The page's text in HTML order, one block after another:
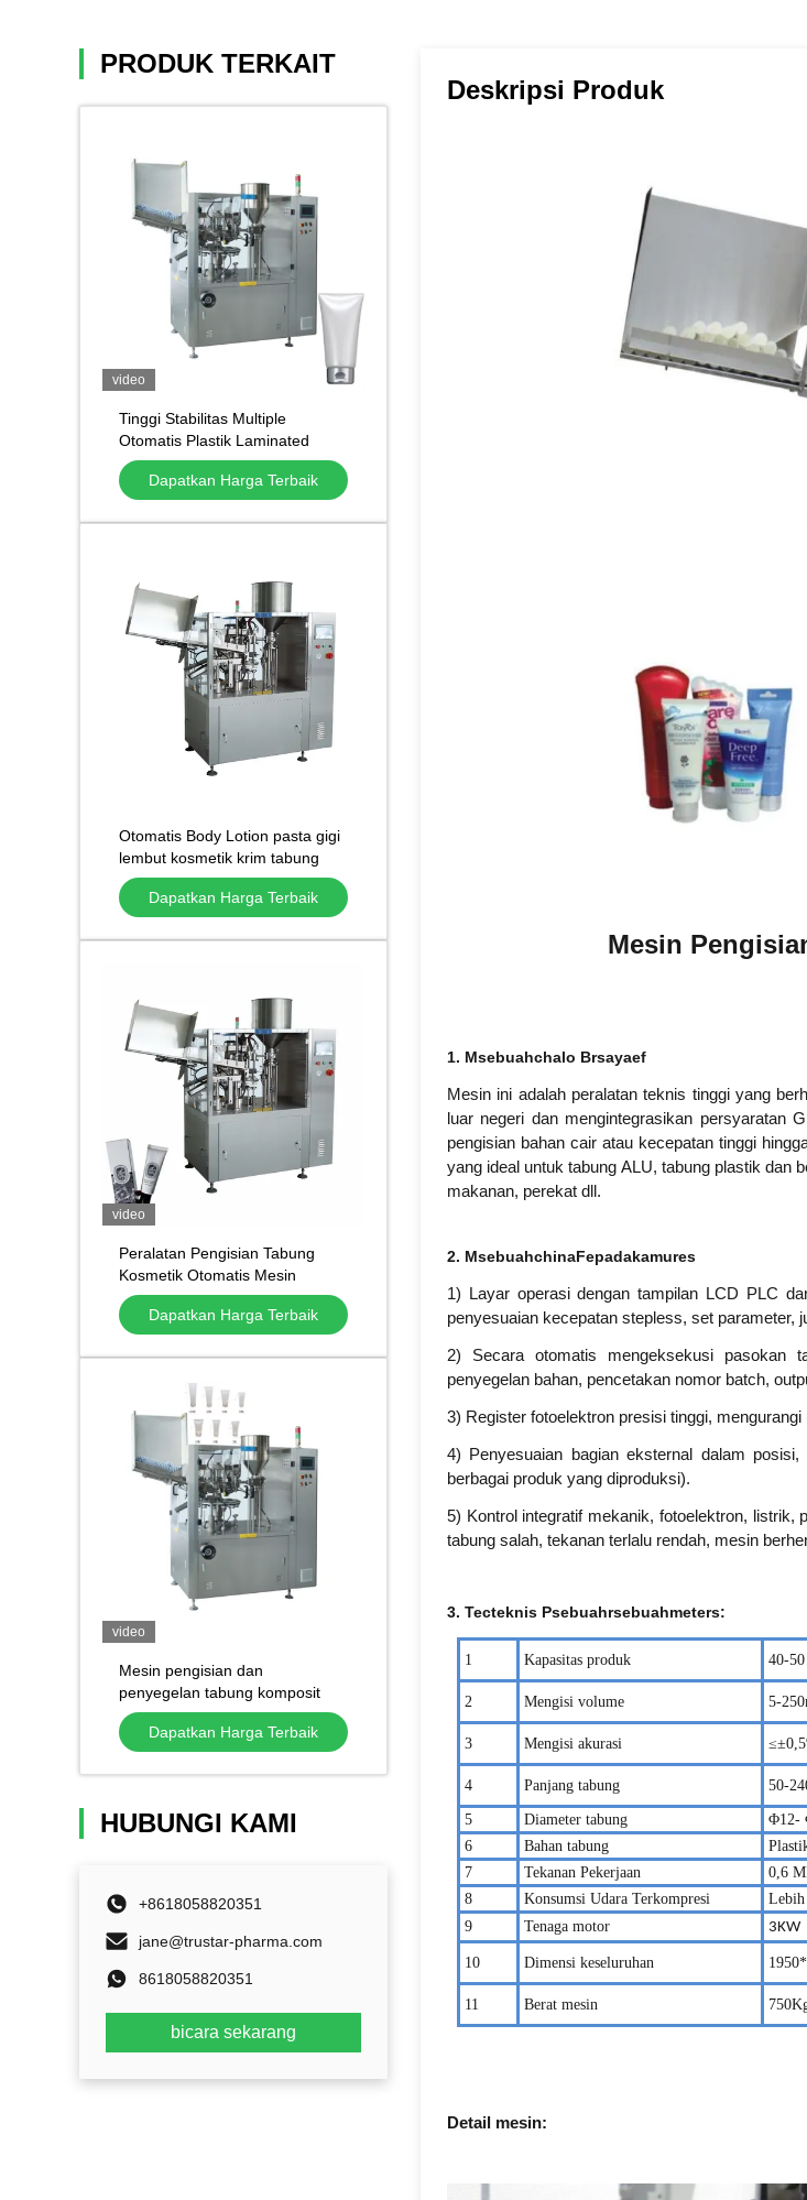
Deskripsi Produk
Mesin
1. Msebuahchalo Brsayaef
Mesin ini adalah peralatan teknis tinggi yang
luar negeri dan mengintegrasikan persyaratan
pengisian bahan cair atau kecepatan tinggi
yang ideal untuk tabung ALU, tabung plastik dan
makanan, perekat dll.
2. MsebuahchinaFepadakamures
1) Layar operasi dengan tampilan LCD PLC
penyesuaian kecepatan stepless, set parameter,
2) Secara otomatis mengeksekusi pasokan
penyegelan bahan, pencetakan nomor batch,
3) Register fotoelektron presisi tinggi,
4) Penyesuaian bagian eksternal dalam
berbagai produk yang diproduksi).
5) Kontrol integratif mekanik, fotoelektron, listrik,
tabung salah, tekanan terlalu rendah, mesin
3. Tecteknis Psebuahrsebuahmeters:
1 Kapasitas produk 40-
2 Mengisi volume 5-
3 Mengisi akurasi ≤±
4 Panjang tabung 50-24
5 Diameter tabung Φ1 2-
6
Bahan tabung
7
Tekanan Pekerjaan 0,6
8
Konsumsi Udara Terkompresi
9
Tenaga motor 3 KW
1 0 Dimensi keseluruhan 1950
11 Berat mesin 7
Detail mesin:
PRODUK TERKAIT
video
Tinggi Stabilitas Multiple
Otomatis Plastik Laminated
Aluminium Tube Pengisian dan
Sealing Mesin untuk dijual
Dapatkan Harga Terbaik
Otomatis Body Lotion pasta gigi
lembut kosmetik krim tabung
pengisian mesin penyegelan
Dapatkan Harga Terbaik
video
Peralatan Pengisian Tabung
Kosmetik Otomatis Mesin
Pengisian dan Penutup Tabung
Dapatkan Harga Terbaik
video
Mesin pengisian dan
penyegelan tabung komposit
otomatis Mesin pengisian pasta
gigi
Dapatkan Harga Terbaik
HUBUNGI KAMI
+8618058820351
jane@trustar-pharma.com
8618058820351
bicara sekarang